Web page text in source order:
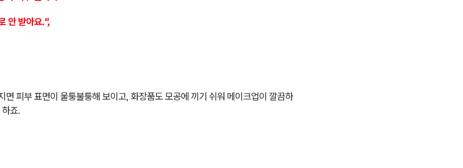
안 받아요.",
면 피부 표면이 울퉁불퉁해 보이고, 화장품도 모공에 끼기 쉬워 메이크업이 깔끔하
죠.